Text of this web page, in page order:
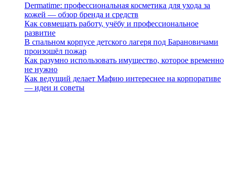
Dermatime: профессиональная косметика для ухода за
кожей — обзор бренда и средств
Как совмещать работу, учёбу и профессиональное
развитие
В спальном корпусе детского лагеря под Барановичами
произошёл пожар
Как разумно использовать имущество, которое временно
не нужно
Как ведущий делает Мафию интереснее на корпоративе
— идеи и советы